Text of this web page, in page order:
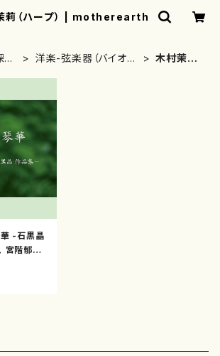
莉（ハープ） | motherearth
洋楽-弦楽器（バイオリ
木村茉莉
-石黒晶
宮階郁子